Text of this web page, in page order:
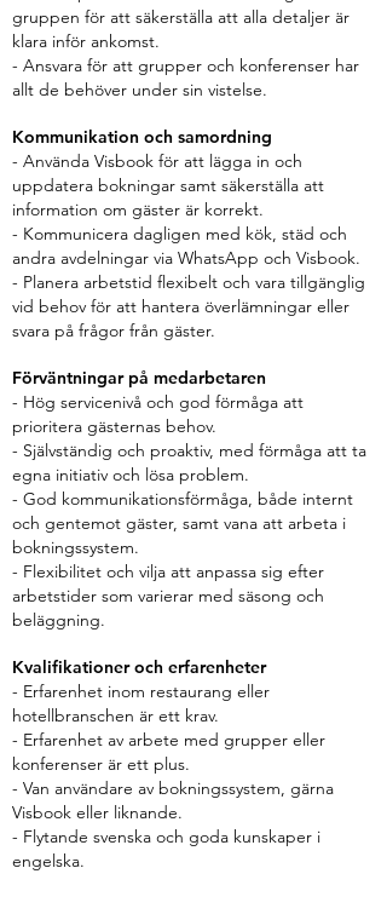
gruppen för att säkerställa att alla detaljer är
klara inför ankomst.
- Ansvara för att grupper och konferenser har
allt de behöver under sin vistelse.
Kommunikation och samordning
- Använda Visbook för att lägga in och
uppdatera bokningar samt säkerställa att
information om gäster är korrekt.
- Kommunicera dagligen med kök, städ och
andra avdelningar via WhatsApp och Visbook.
- Planera arbetstid flexibelt och vara tillgänglig
vid behov för att hantera överlämningar eller
svara på frågor från gäster.
Förväntningar på medarbetaren
- Hög servicenivå och god förmåga att
prioritera gästernas behov.
- Självständig och proaktiv, med förmåga att ta
egna initiativ och lösa problem.
- God kommunikationsförmåga, både internt
och gentemot gäster, samt vana att arbeta i
bokningssystem.
- Flexibilitet och vilja att anpassa sig efter
arbetstider som varierar med säsong och
beläggning.
Kvalifikationer och erfarenheter
- Erfarenhet inom restaurang eller
hotellbranschen är ett krav.
- Erfarenhet av arbete med grupper eller
konferenser är ett plus.
- Van användare av bokningssystem, gärna
Visbook eller liknande.
- Flytande svenska och goda kunskaper i
engelska.